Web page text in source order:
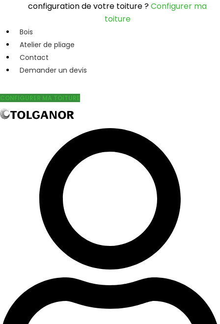
configuration de votre toiture ?Configurer ma
toiture
Bois
Atelier de pliage
Contact
Demander un devis
CONFIGURER MA TOITURE